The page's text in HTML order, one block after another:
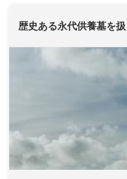
歴史ある永代供養墓を